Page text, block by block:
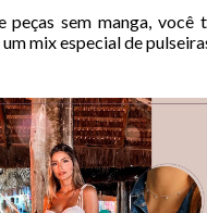
peças sem manga, você
mix especial de